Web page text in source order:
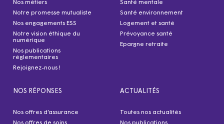
Nos métiers
Notre promesse mutualiste
Nos engagements ESS
Notre vision éthique du
numérique
Nos publications
réglementaires
Rejoignez-nous !
Santé mentale
Santé environnement
Logement et santé
Prévoyance santé
Epargne retraite
NOS RÉPONSES
Nos offres d’assurance
Nos offres de soins
ACTUALITÉS
Toutes nos actualités
Nos publications